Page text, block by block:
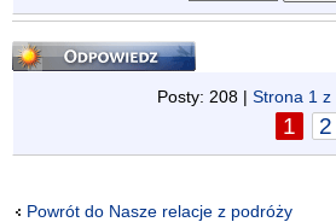
Odpowiedz
Posty: 208 | Strona 1 z
1 2
Powrót do Nasze relacje z podróży